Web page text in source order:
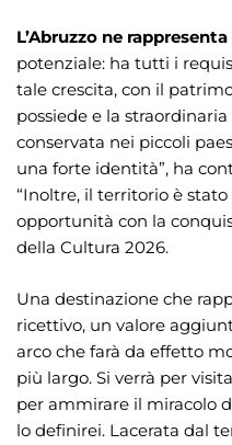
L’Abruzzo ne rappresenta
potenziale: ha tutti i
tale crescita, con il
possiede e la
conservata nei piccoli
una forte identità”, ha
“Inoltre, il territorio è
opportunità con la
della Cultura 2026.
Una destinazione che
ricettivo, un valore
arco che farà da effetto
più largo. Si verrà per
per ammirare il miracolo
lo definirei. Lacerata dal